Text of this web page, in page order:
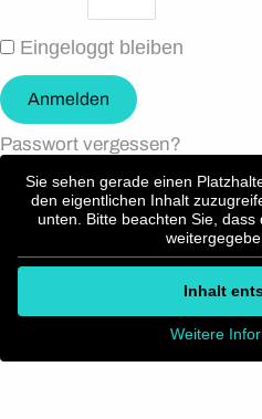
Eingeloggt bleiben
Anmelden
Passwort vergessen?
Sie sehen gerade einen
den eigentlichen Inhalt
unten. Bitte beachten Sie,
Inhalt
Weitere